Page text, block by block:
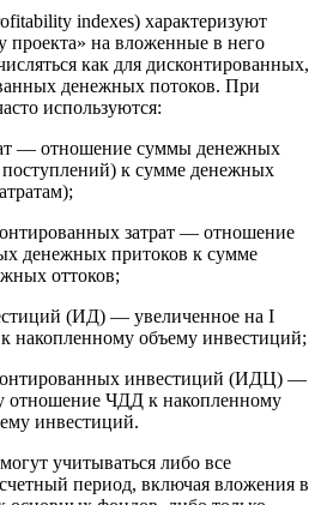
indexes) характеризуют
проекта» на вложенные в него
как для дисконтированных,
денежных потоков. При
используются:
— отношение суммы денежных
к сумме денежных
затрат — отношение
денежных притоков к сумме
оттоков;
(ИД) — увеличенное на I
накопленному объему инвестиций;
инвестиций (ИДЦ) —
отношение ЧДД к накопленному
инвестиций.
учитываться либо все
период, включая вложения в